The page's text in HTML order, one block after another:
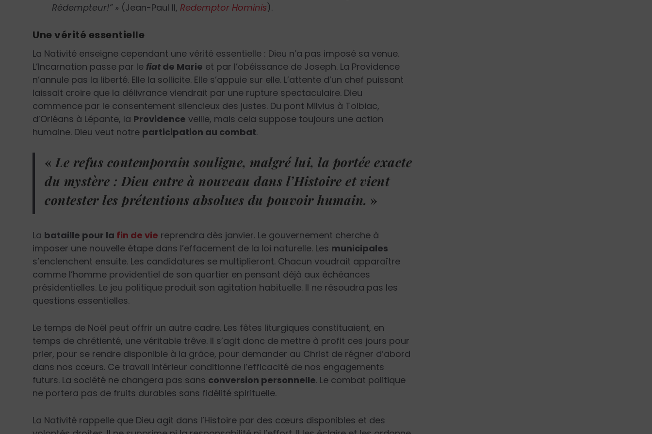
Rédempteur!”» (Jean-Paul II,Redemptor Hominis).
Une vérité essentielle
La Nativité enseigne cependant une vérité essentielle : Dieu n’a pas imposé sa venue.
L’Incarnation passe par le fiatde Marie et par l’obéissance de Joseph. La Providence
n’annule pas la liberté. Elle la sollicite. Elle s’appuie sur elle. L’attente d’un chef puissant
laissait croire que la délivrance viendrait par une rupture spectaculaire. Dieu
commence par le consentement silencieux des justes. Du pont Milvius à Tolbiac,
d’Orléans à Lépante, la Providence veille, mais cela suppose toujours une action
humaine. Dieu veut notre participation au combat.
«Le refus contemporain souligne, malgré lui, la portée exacte
du mystère : Dieu entre à nouveau dans l’Histoire et vient
contester les prétentions absolues du pouvoir humain. »
La bataille pour la fin de vie reprendra dès janvier. Le gouvernement cherche à
imposer une nouvelle étape dans l’effacement de la loi naturelle. Les municipales
s’enclenchent ensuite. Les candidatures se multiplieront. Chacun voudrait apparaître
comme l’homme providentiel de son quartier en pensant déjà aux échéances
présidentielles. Le jeu politique produit son agitation habituelle. Il ne résoudra pas les
questions essentielles.
Le temps de Noël peut offrir un autre cadre. Les fêtes liturgiques constituaient, en
temps de chrétienté, une véritable trêve. Il s’agit donc de mettre à profit ces jours pour
prier, pour se rendre disponible à la grâce, pour demander au Christ de régner d’abord
dans nos cœurs. Ce travail intérieur conditionne l’efficacité de nos engagements
futurs. La société ne changera pas sans conversion personnelle. Le combat politique
ne portera pas de fruits durables sans fidélité spirituelle.
La Nativité rappelle que Dieu agit dans l’Histoire par des cœurs disponibles et des